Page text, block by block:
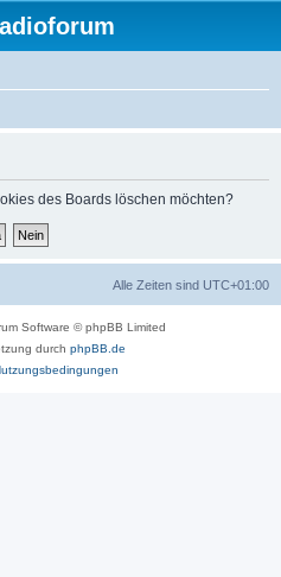
des Boards löschen möchten?
Alle Zeiten sind UTC+01:00
Software © phpBB Limited
durch phpBB.de